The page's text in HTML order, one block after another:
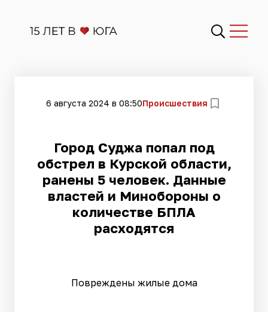
6 августа 2024 в 08:50Происшествия
Город Суджа попал под
обстрел в Курской области,
ранены 5 человек. Данные
властей и Минобороны о
количестве БПЛА
расходятся
Повреждены жилые дома